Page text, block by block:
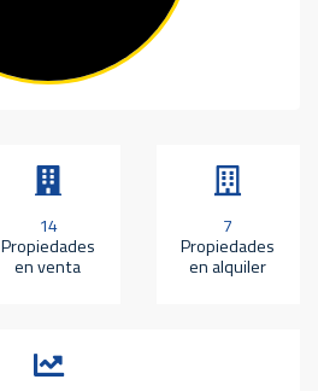
14
Propiedades
en venta
7
Propiedades
en alquiler